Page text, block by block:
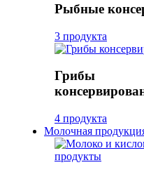
Рыбные
3 продукта
Грибы
4 продукта
Молочная